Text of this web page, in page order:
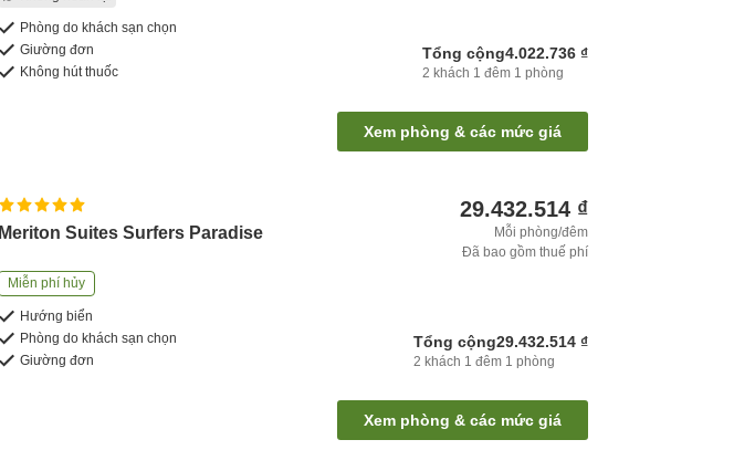
Phòng do khách sạn chọn
Giường đơn
Không hút thuốc
Tổng cộng4.022.736 ₫
2 khách 1 đêm 1 phòng
Xem phòng & các mức giá
Meriton Suites Surfers Paradise
Miễn phí hủy
Hướng biển
Phòng do khách sạn chọn
Giường đơn
29.432.514 ₫
Mỗi phòng/đêm
Đã bao gồm thuế phí
Tổng cộng29.432.514 ₫
2 khách 1 đêm 1 phòng
Xem phòng & các mức giá